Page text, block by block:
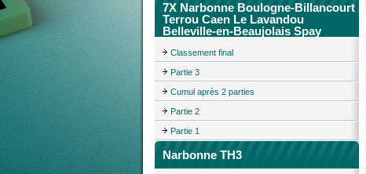
7X Narbonne Boulogne-Billancourt
Terrou Caen Le Lavandou
Belleville-en-Beaujolais Spay
Classement final
Partie 3
Cumul après 2 parties
Partie 2
Partie 1
Narbonne TH3